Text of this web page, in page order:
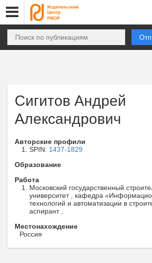
Сигитов Андрей
Александрович
Авторские профили
SPIN: 1437-1829
Образование
Работа
Московский государственный
университет , кафедра
технологий и автоматизации в
аспирант ,
Местонахождение
Россия